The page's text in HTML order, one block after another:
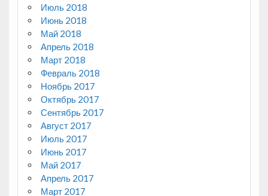
Июль 2018
Июнь 2018
Май 2018
Апрель 2018
Март 2018
Февраль 2018
Ноябрь 2017
Октябрь 2017
Сентябрь 2017
Август 2017
Июль 2017
Июнь 2017
Май 2017
Апрель 2017
Март 2017